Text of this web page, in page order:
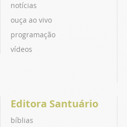
notícias
ouça ao vivo
programação
vídeos
Editora Santuário
bíblias